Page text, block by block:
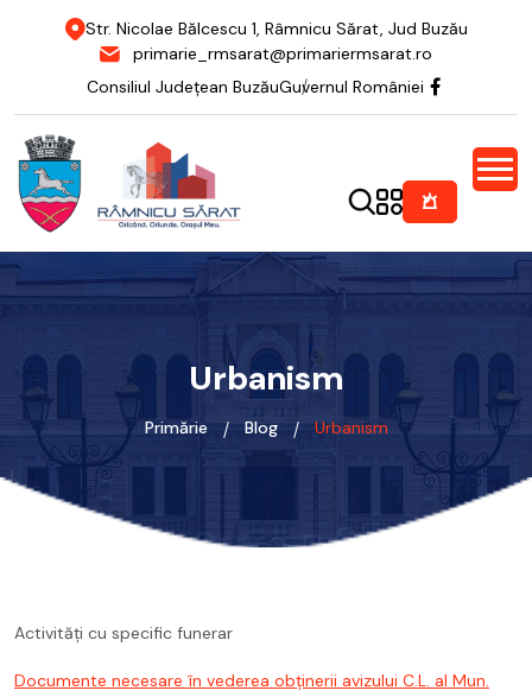
Str. Nicolae Bălcescu 1, Râmnicu Sărat, Jud Buzău
primarie_rmsarat@primariermsarat.ro
Consiliul Județean BuzăuGuvernul României
Urbanism
Primărie Blog Urbanism
Activități cu specific funerar
Documente necesare în vederea obţinerii avizului C.L. al Mun.